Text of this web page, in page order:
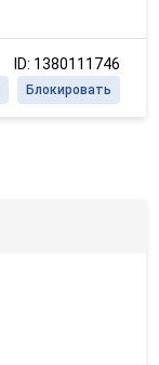
ID: 1380111746
Блокировать